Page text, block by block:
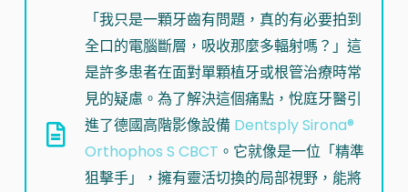
「我只是一顆牙齒有問題，真的有必要拍到
全口的電腦斷層，吸收那麼多輻射嗎？」這
是許多患者在面對單顆植牙或根管治療時常
見的疑慮。為了解決這個痛點，悅庭牙醫引
進了德國高階影像設備 Dentsply Sirona®
Orthophos S CBCT 。它就像是一位「精準
狙擊手」，擁有靈活切換的局部視野，能將